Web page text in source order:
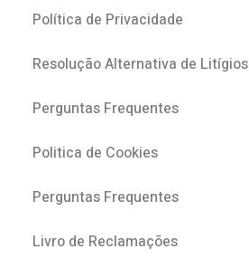
Política de Privacidade
Resolução Alternativa de Litígios
Perguntas Frequentes
Politica de Cookies
Perguntas Frequentes
Livro de Reclamações